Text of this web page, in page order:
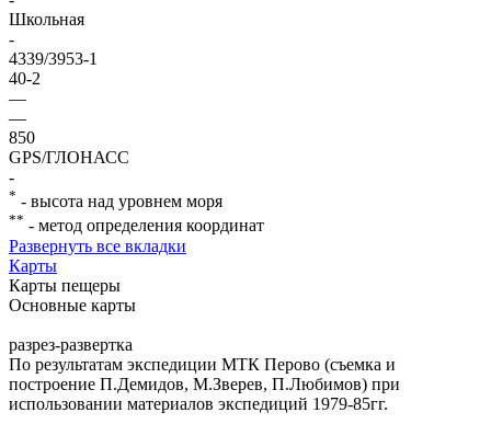
Школьная
-
4339/3953-1
40-2
—
—
850
GPS/ГЛОНАСС
-
* - высота над уровнем моря
** - метод определения координат
Развернуть все вкладки
Карты
Карты пещеры
Основные карты
разрез-развертка
По результатам экспедиции МТК Перово (съемка и
построение П.Демидов, М.Зверев, П.Любимов) при
использовании материалов экспедиций 1979-85гг.